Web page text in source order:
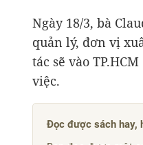
Ngày 18/3, bà
quản lý, đơn vị
tác sẽ vào
việc.
Đọc được sách hay,